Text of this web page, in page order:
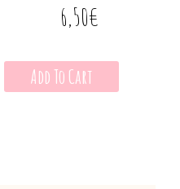
6,50€
Add To Cart